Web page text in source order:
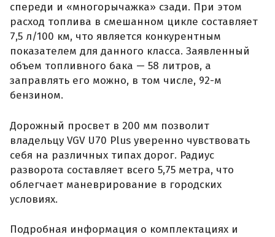
спереди и «многорычажка» сзади. При этом
расход топлива в смешанном цикле составляет
7,5 л/100 км, что является конкурентным
показателем для данного класса. Заявленный
объем топливного бака — 58 литров, а
заправлять его можно, в том числе, 92-м
бензином.
Дорожный просвет в 200 мм позволит
владельцу VGV U70 Plus уверенно чувствовать
себя на различных типах дорог. Радиус
разворота составляет всего 5,75 метра, что
облегчает маневрирование в городских
условиях.
Подробная информация о комплектациях и